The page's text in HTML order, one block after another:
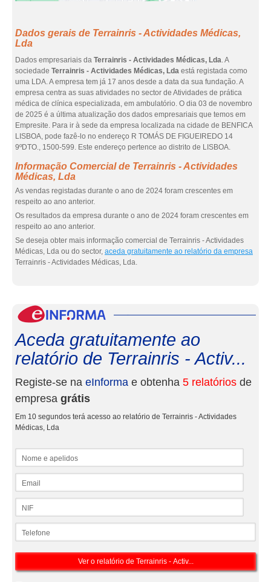
Dados gerais de Terrainris - Actividades Médicas,
Lda
Dados empresariais da Terrainris - Actividades Médicas, Lda. A
sociedade Terrainris - Actividades Médicas, Lda está registada como
uma LDA. A empresa tem já 17 anos desde a data da sua fundação. A
empresa centra as suas atividades no sector de Atividades de prática
médica de clínica especializada, em ambulatório. O dia 03 de novembro
de 2025 é a última atualização dos dados empresariais que temos em
Empresite. Para ir à sede da empresa localizada na cidade de BENFICA
LISBOA, pode fazê-lo no endereço R TOMÁS DE FIGUEIREDO 14
9ºDTO., 1500-599. Este endereço pertence ao distrito de LISBOA.
Informação Comercial de Terrainris - Actividades
Médicas, Lda
As vendas registadas durante o ano de 2024 foram crescentes em
respeito ao ano anterior.
Os resultados da empresa durante o ano de 2024 foram crescentes em
respeito ao ano anterior.
Se deseja obter mais informação comercial de Terrainris - Actividades
Médicas, Lda ou do sector, aceda gratuitamente ao relatório da empresa
Terrainris - Actividades Médicas, Lda.
Aceda gratuitamente ao
relatório de Terrainris - Activ...
Registe-se na eInforma e obtenha 5 relatórios de
empresa grátis
Em 10 segundos terá acesso ao relatório de Terrainris - Actividades
Médicas, Lda